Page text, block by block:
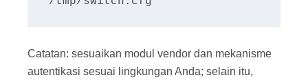
Catatan: sesuaikan modul vendor dan mekanisme
autentikasi sesuai lingkungan Anda; selain itu,